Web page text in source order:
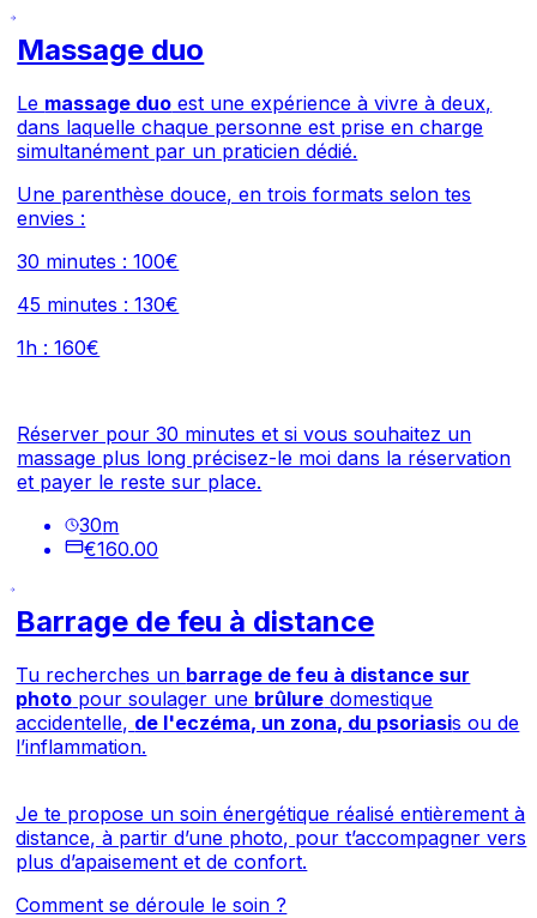
Massage duo
Le massage duo est une expérience à vivre à deux,
dans laquelle chaque personne est prise en charge
simultanément par un praticien dédié.
Une parenthèse douce, en trois formats selon tes
envies :
30 minutes : 100€
45 minutes : 130€
1h : 160€
Réserver pour 30 minutes et si vous souhaitez un
massage plus long précisez-le moi dans la réservation
et payer le reste sur place.
30m
€160.00
Barrage de feu à distance
Tu recherches un barrage de feu à distance sur
photo pour soulager une brûlure domestique
accidentelle, de l'eczéma, un zona, du psoriasis ou de
l’inflammation.
Je te propose un soin énergétique réalisé entièrement à
distance, à partir d’une photo, pour t’accompagner vers
plus d’apaisement et de confort.
Comment se déroule le soin ?